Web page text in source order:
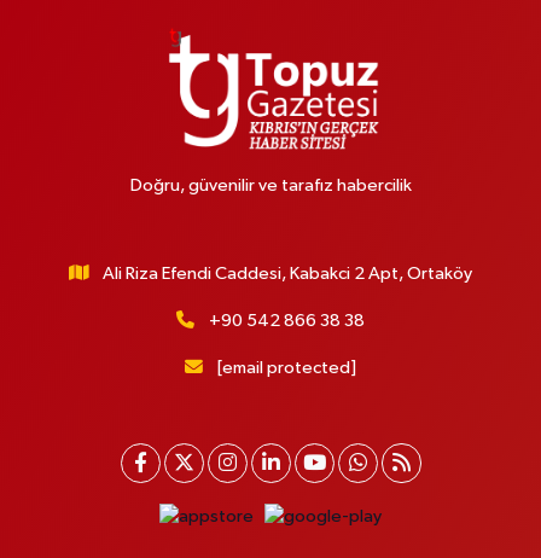
Doğru, güvenilir ve tarafız habercilik
Ali Riza Efendi Caddesi, Kabakci 2 Apt, Ortaköy
+90 542 866 38 38
[email protected]